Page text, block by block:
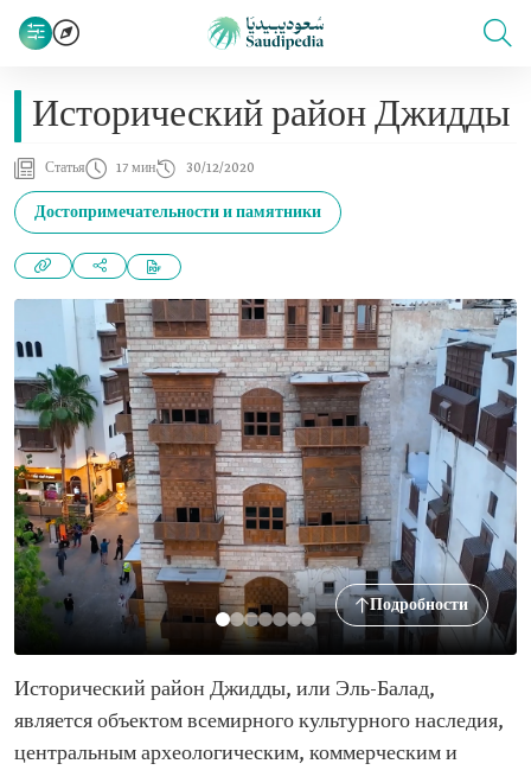
Исторический район Джидды
Статья 17 мин 30/12/2020
Достопримечательности и памятники
Подробности
Исторический район Джидды, или Эль-Балад,
является объектом всемирного культурного наследия,
центральным археологическим, коммерческим и